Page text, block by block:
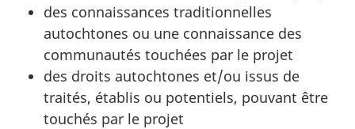
des connaissances traditionnelles
autochtones ou une connaissance des
communautés touchées par le projet
des droits autochtones et/ou issus de
traités, établis ou potentiels, pouvant être
touchés par le projet